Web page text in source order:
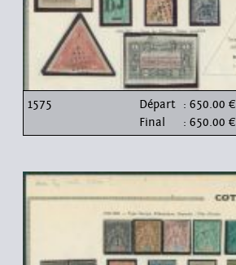
1575 Départ : 650.00 €
Final
: 650.00 €